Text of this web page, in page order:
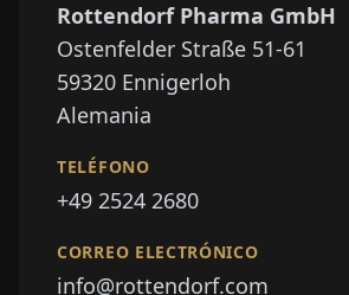
Rottendorf Pharma GmbH
Ostenfelder Straße 51-61
59320 Ennigerloh
Alemania
TELÉFONO
+49 2524 2680
CORREO ELECTRÓNICO
info@rottendorf.com